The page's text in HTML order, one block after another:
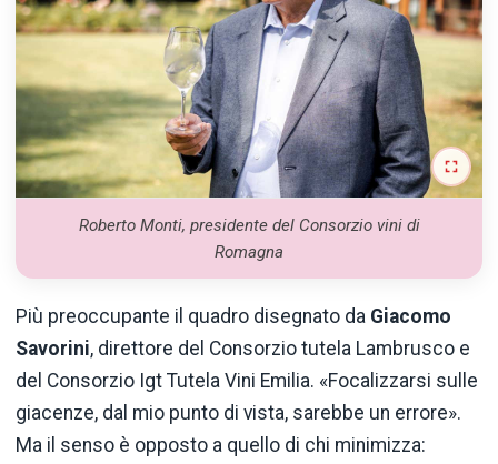
Roberto Monti, presidente del Consorzio vini di
Romagna
Più preoccupante il quadro disegnato da Giacomo
Savorini, direttore del Consorzio tutela Lambrusco e
del Consorzio Igt Tutela Vini Emilia. «Focalizzarsi sulle
giacenze, dal mio punto di vista, sarebbe un errore».
Ma il senso è opposto a quello di chi minimizza: